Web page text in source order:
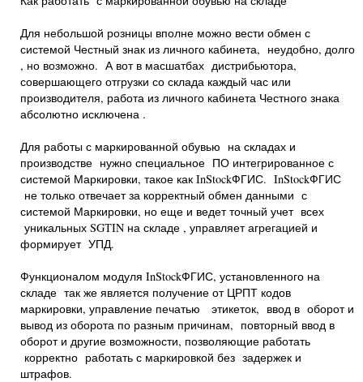
Для небольшой розницы вполне можно вести обмен с
системой Честный знак из личного кабинета, неудобно, долго
, но возможно. А вот в масшатбах дистрибьютора,
совершающего отгрузки со склада каждый час или
производителя, работа из личного кабинета Честного знака
абсолютно исключена .
Для работы с маркированной обувью на складах и
производстве нужно специальное ПО интегрированное с
системой Маркировки, такое как InStockФГИС. InStockФГИС
не только отвечает за корректный обмен данными с
системой Маркировки, но еще и ведет точный учет всех
уникальных SGTIN на складе , управляет агрегацией и
формирует УПД.
Функционалом модуля InStockФГИС, установленного на
складе так же является получение от ЦРПТ кодов
маркировки, управление печатью этикеток, ввод в оборот и
вывод из оборота по разным причинам, повторный ввод в
оборот и другие возможности, позволяющие работать
корректно работать с маркировкой без задержек и
штрафов.